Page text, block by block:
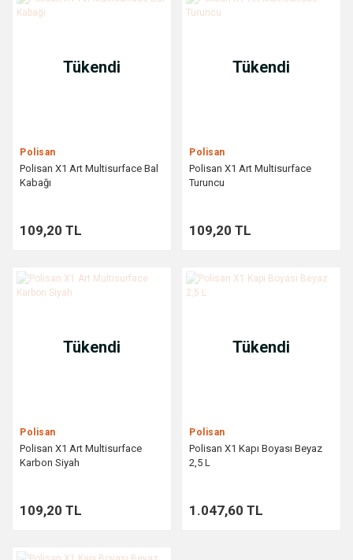
Tükendi
Polisan
Polisan X1 Art Multisurface Bal
Kabağı
109,20 TL
Tükendi
Polisan
Polisan X1 Art Multisurface
Turuncu
109,20 TL
Tükendi
Polisan
Polisan X1 Art Multisurface
Karbon Siyah
109,20 TL
Tükendi
Polisan
Polisan X1 Kapı Boyası Beyaz
2,5 L
1.047,60 TL